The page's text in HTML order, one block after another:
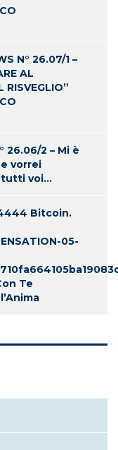
N° 26.07/1 –
AL
RISVEGLIO”
26.06/2 – Mi è
vorrei
tutti voi…
Bitcoin.
05-
Te